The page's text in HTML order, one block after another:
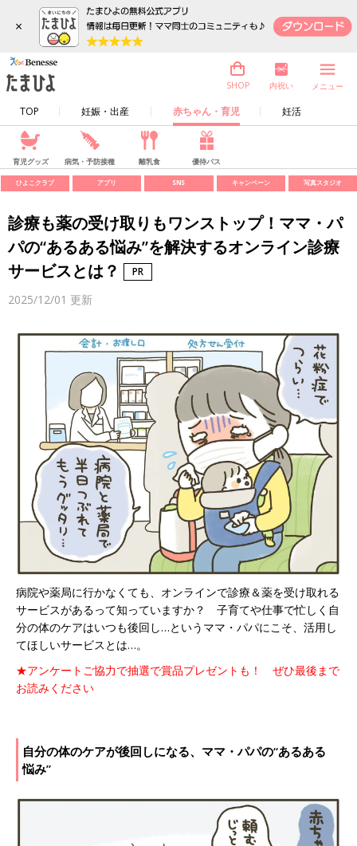
×
TOP 妊娠・出産 赤ちゃん・育児 妊活
SHOP 内祝い メニュー
育児グッズ 病気・予防接種 離乳食 優待パス
ひよこクラブ アプリ SNS キャンペーン 写真スタジオ
診療も薬の受け取りもワンストップ！ママ・パ
パの“あるある悩み”を解決するオンライン診療
サービスとは？
2025/12/01 更新
病院や薬局に行かなくても、オンラインで診療＆薬を受け取れる
サービスがあるって知っていますか？ 子育てや仕事で忙しく自
分の体のケアはいつも後回し…というママ・パパにこそ、活用し
てほしいサービスとは…。
★アンケートご協力で抽選で賞品プレゼントも！ ぜひ最後まで
お読みください
自分の体のケアが後回しになる、ママ・パパの“あるある
悩み”